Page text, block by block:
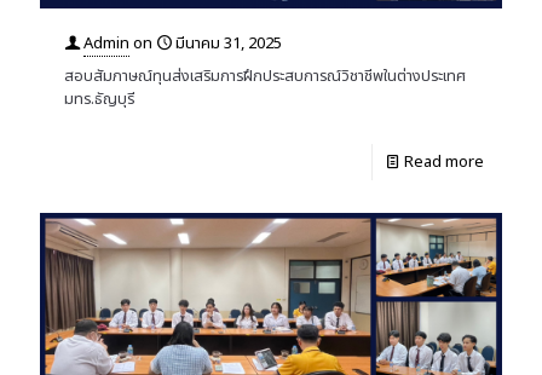
Admin on
มีนาคม 31, 2025
สอบสัมภาษณ์ทุนส่งเสริมการฝึกประสบการณ์วิชาชีพในต่างประเทศ
มทร.ธัญบุรี
Read more